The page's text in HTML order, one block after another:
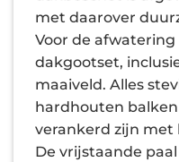
met daarover
Voor de afwatering
dakgootset,
maaiveld. Alles
hardhouten
verankerd zijn
De vrijstaande